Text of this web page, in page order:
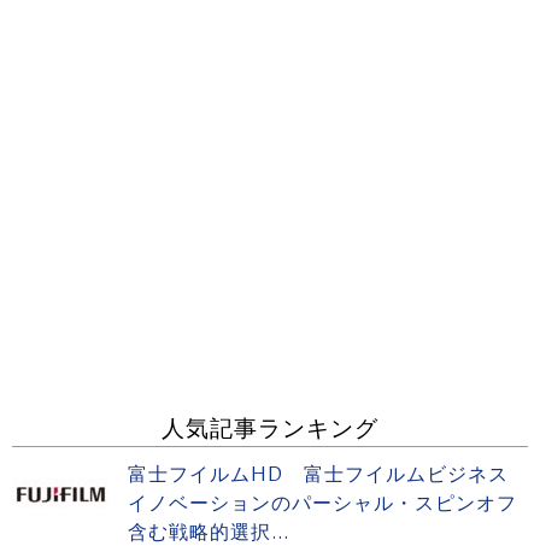
人気記事ランキング
富士フイルムHD 富士フイルムビジネス
イノベーションのパーシャル・スピンオフ
含む戦略的選択...